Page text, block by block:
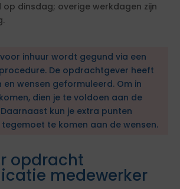
dinsdag; overige werkdagen zijn
inhuur wordt gegund via een
De opdrachtgever heeft
en wensen geformuleerd. Om in
dien je te voldoen aan de
kun je extra punten
te komen aan de wensen.
opdracht
medewerker